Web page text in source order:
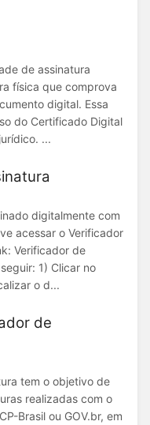
de assinatura
física que comprova
digital. Essa
do Certificado Digital
...
digitalmente com
acessar o Verificador
Verificador de
1) Clicar no
o d...
de
tem o objetivo de
realizadas com o
Brasil ou GOV.br, em